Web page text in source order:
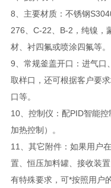
8、主要材质：不锈钢
276、C-22、B-2，纯镍，
材、衬四氟或喷涂四氟等。
9、常规釜盖开口：进气口
取样口，还可根据客户要
口等。
10、控制仪：配PID智能控
加热控制）。
11、其它附件：如果用户
置、恒压加料罐、接收装
有特殊要求，可*按照用户